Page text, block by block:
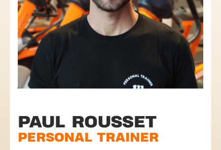
PAUL ROUSSET
PERSONAL TRAINER